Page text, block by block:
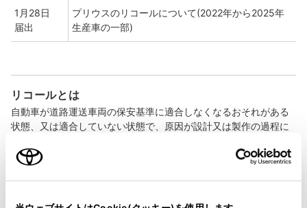
1月28日
届出
プリウスのリコールについて(2022年から2025年
生産車の一部)
リコールとは
自動車が道路運送車両の保安基準に適合しなくなるおそれがある
状態、又は適合していない状態で、原因が設計又は製作の過程に
ご連絡して無料で修理します。